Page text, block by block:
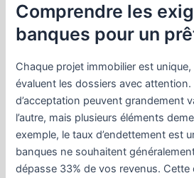
Comprendre les
banques pour un
Chaque projet immobilier est
évaluent les dossiers avec attention.
d’acceptation peuvent grandement
l’autre, mais plusieurs éléments
exemple, le taux d’endettement est
banques ne souhaitent
dépasse 33% de vos revenus. Cette